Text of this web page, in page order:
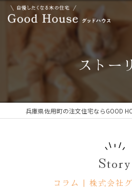
ストー
Story
コラム | 株式会社